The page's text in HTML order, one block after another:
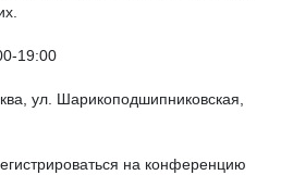
19:00
ул. Шарикоподшипниковская,
на конференцию